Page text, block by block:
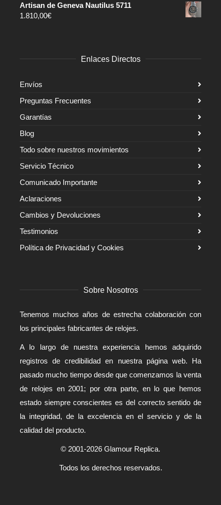
Artisan de Geneva Nautilus 5711
1.810,00€
Enlaces Directos
Envíos
Preguntas Frecuentes
Garantías
Blog
Todo sobre nuestros movimientos
Servicio Técnico
Comunicado Importante
Aclaraciones
Cambios y Devoluciones
Testimonios
Política de Privacidad y Cookies
Sobre Nosotros
Tenemos muchos años de estrecha colaboración con
los principales fabricantes de relojes.
A lo largo de nuestra experiencia hemos adquirido
registros de credibilidad en nuestra página web. Ha
pasado mucho tiempo desde que comenzamos la venta
de relojes en 2001; por otra parte, en lo que hemos
estado siempre conscientes es del correcto sentido de
la integridad, de la excelencia en el servicio y de la
calidad del producto.
© 2001-2026 Glamour Replica.
Todos los derechos reservados.